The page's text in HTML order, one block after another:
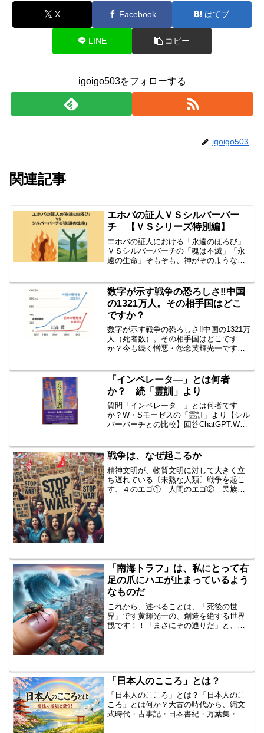
X Facebook はてブ
LINE コピー
igoigo503をフォローする
igoigo503
関連記事
エホバの証人ＶＳシルバーバー
チ 【ＶＳシリーズ特別編】
エホバの証人における「永遠のほろび」
ＶＳシルバーバーチの「魂は不滅」「永
遠の生命」そもそも、神がそのような世
だと思います。「死後の魂」について
の，両者の相違を、バー...
数字が示す戦争の恐ろしさ‼中国
の1321万人。その相手国はどこ
ですか？
数字が示す戦争の恐ろしさ‼中国の1321万
人（死者数）。その相手国はどこです
か？今も続く憎悪・怨念黄輝光一です。
ですか？一方、中国は、太平洋戦争で、
１０００万以上が、殺...
「インペレータ―」とは何者
か？ 続「霊訓」より
質問「インペレータ―」とは何者です
か？W・Sモーゼスの「霊訓」より【シル
バーバーチとの比較】回答ChatGPT:​W・
者であり、著名な霊媒でもありました。​
...
戦争は、なぜ起こるか
精神文明が、物質文明に対して大きく立
ち遅れている〔未熟な人類〕戦争を起こ
す、４のエゴ① 人間のエゴ② 民族の
「南海トラフ」は、私にとって右
足の爪にハエが止まっているよう
なものだ
これから、述べることは、「死後の世
界」です黄輝光一の、創造を絶する世界
観です！！「まさにその通りだ」と、言
「日本人のこころ」とは？
「日本人のこころ」とは？「日本人のこ
ころ」とは何か？大古の時代から、縄文
式時代・古事記・日本書紀・万葉集・源